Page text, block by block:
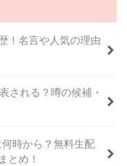
！名言や人気の理由
される？噂の候補・
何時から？無料生配
とめ！